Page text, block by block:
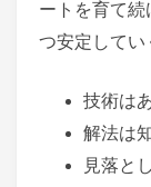
ートを育て
つ安定してい
技術は
解法は
見落と